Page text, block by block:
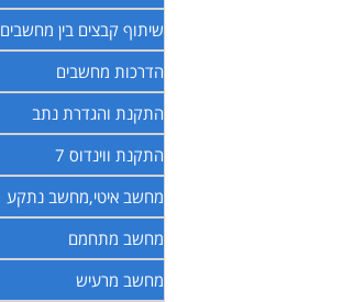
שיתוף קבצים בין מחשבים
הדרכות מחשבים
התקנת והגדרת נתב
התקנת ווינדוס 7
מחשב איטי,מחשב נתקע
מחשב מתחמם
מחשב מרעיש